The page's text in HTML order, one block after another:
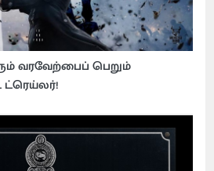
வரவேற்பைப் பெறும்
ட்ரெய்லர்!